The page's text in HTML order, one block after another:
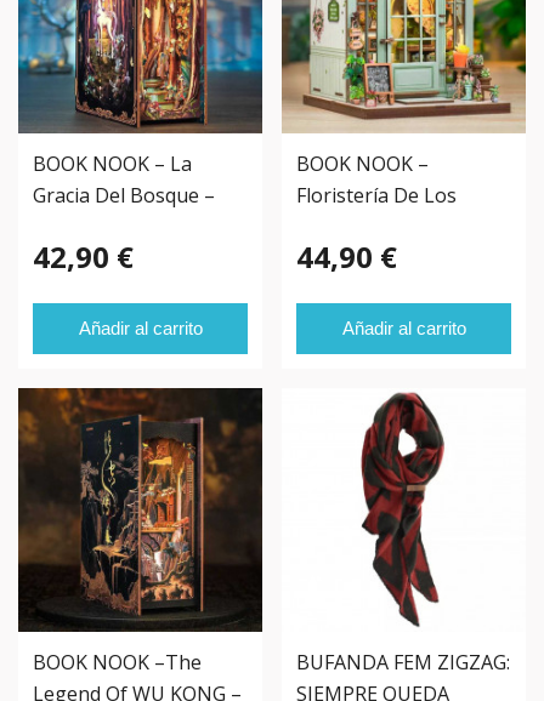
BOOK NOOK – La
Gracia Del Bosque –
42,90 €
Añadir al carrito
BOOK NOOK –
Floristería De Los
44,90 €
Añadir al carrito
BOOK NOOK –The
Legend Of WU KONG –
BUFANDA FEM ZIGZAG:
SIEMPRE QUEDA